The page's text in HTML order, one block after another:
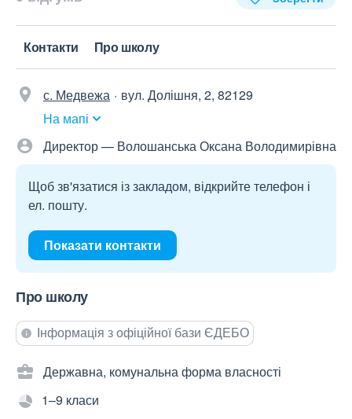
Контакти Про школу
с. Медвежа
вул. Долішня, 2, 82129
На мапі
Директор — Волошанська Оксана Володимирівна
Щоб зв'язатися із закладом, відкрийте телефон і
ел. пошту.
Показати контакти
Про школу
Інформація з офіційної бази ЄДЕБО
Державна, комунальна форма власності
1–9 класи